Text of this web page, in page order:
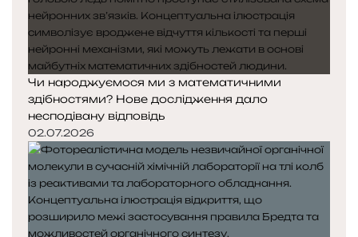
Чи народжуємося ми з математичними
здібностями? Нове дослідження дало
несподівану відповідь
02.07.2026